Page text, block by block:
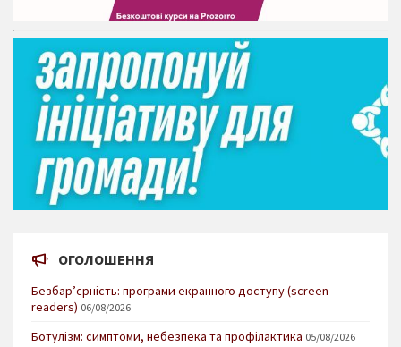
ОГОЛОШЕННЯ
Безбар’єрність: програми екранного доступу (screen
readers) 06/08/2026
Ботулізм: симптоми, небезпека та профілактика 05/08/2026